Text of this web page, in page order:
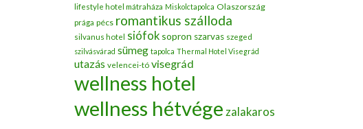
lifestyle hotel mátraháza Miskolctapolca Olaszország
prága pécs romantikus szálloda
silvanus hotel siófok sopron szarvas szeged
szilvásvárad sümeg tapolca Thermal Hotel Visegrád
utazás velencei-tó visegrád
wellness hotel
wellness hétvége zalakaros